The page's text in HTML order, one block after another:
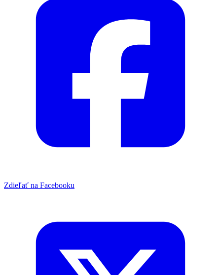
Zdieľať na Facebooku